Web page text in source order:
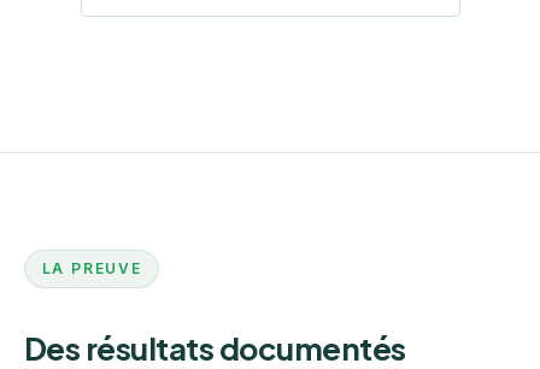
LA PREUVE
Des résultats documentés